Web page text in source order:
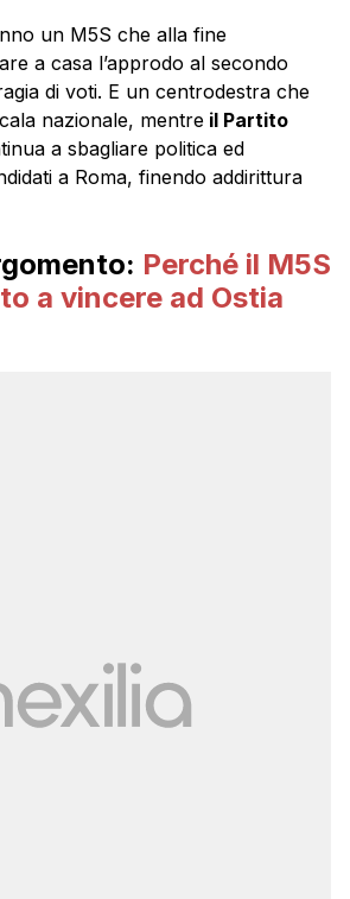
un M5S che alla fine
a casa l’approdo al secondo
di voti. E un centrodestra che
nazionale, mentre il Partito
a sbagliare politica ed
a Roma, finendo addirittura
Perché il M5S
a vincere ad Ostia